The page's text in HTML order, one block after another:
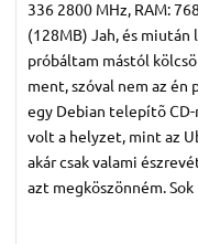
336 2800 MHz, RAM:
(128MB) Jah, és
próbáltam mástól
ment, szóval nem az
egy Debian telepítõ CD-
volt a helyzet, mint az
akár csak valami
azt megköszönném. Sok